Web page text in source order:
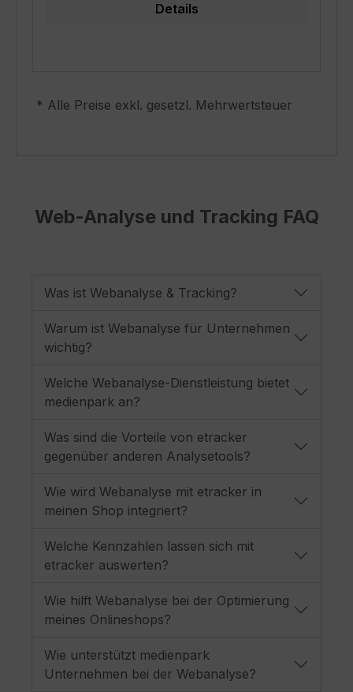
Details
* Alle Preise exkl. gesetzl. Mehrwertsteuer
Web-Analyse und Tracking FAQ
Was ist Webanalyse & Tracking?
Warum ist Webanalyse für Unternehmen
wichtig?
Welche Webanalyse-Dienstleistung bietet
medienpark an?
Was sind die Vorteile von etracker
gegenüber anderen Analysetools?
Wie wird Webanalyse mit etracker in
meinen Shop integriert?
Welche Kennzahlen lassen sich mit
etracker auswerten?
Wie hilft Webanalyse bei der Optimierung
meines Onlineshops?
Wie unterstützt medienpark
Unternehmen bei der Webanalyse?